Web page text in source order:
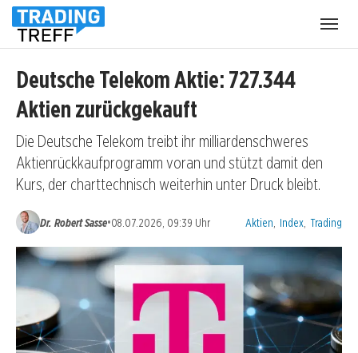
Deutsche Telekom Aktie: 727.344
Aktien zurückgekauft
Die Deutsche Telekom treibt ihr milliardenschweres
Aktienrückkaufprogramm voran und stützt damit den
Kurs, der charttechnisch weiterhin unter Druck bleibt.
Dr. Robert Sasse•08.07.2026, 09:39 Uhr Kategorien:
Aktien Index Trading